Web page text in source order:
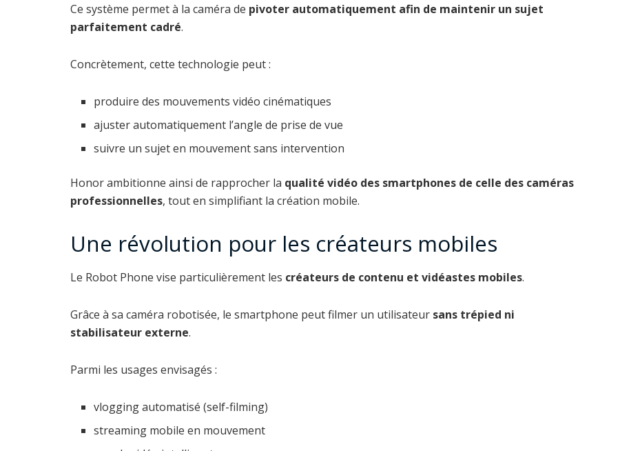
Ce système permet à la caméra de pivoter automatiquement afin de maintenir un sujet
parfaitement cadré.
Concrètement, cette technologie peut :
produire des mouvements vidéo cinématiques
ajuster automatiquement l’angle de prise de vue
suivre un sujet en mouvement sans intervention
Honor ambitionne ainsi de rapprocher la qualité vidéo des smartphones de celle des caméras
professionnelles, tout en simplifiant la création mobile.
Une révolution pour les créateurs mobiles
Le Robot Phone vise particulièrement les créateurs de contenu et vidéastes mobiles.
Grâce à sa caméra robotisée, le smartphone peut filmer un utilisateur sans trépied ni
stabilisateur externe.
Parmi les usages envisagés :
vlogging automatisé (self-filming)
streaming mobile en mouvement